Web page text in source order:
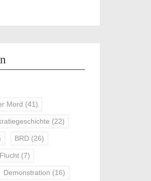
Mord (41)
(22)
BRD (26)
(7)
Demonstration (16)